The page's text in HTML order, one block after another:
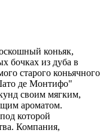
коньяк,
бочках из дуба в
старого коньячного
де Монтифо"
своим мягким,
ароматом.
которой
Компания,